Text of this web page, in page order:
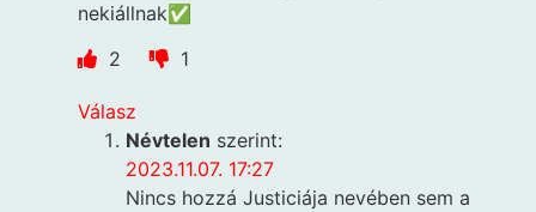
nekiállnak✅
2
1
Válasz
Névtelen szerint:
2023.11.07. 17:27
Nincs hozzá Justiciája nevében sem a